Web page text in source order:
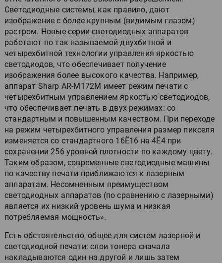
Светодиодные системы, как правило, дают
изображение с более крупным (видимым глазом)
растром. Новые серии светодиодных аппаратов
работают по так называемой двухбитной и
четырехбитной технологии управления яркостью
светодиодов, что обеспечивает получение
изображения более высокого качества. Например,
аппарат Sharp AR-M172M имеет режим печати с
четырехбитным управлением яркостью светодиодов,
что обеспечивает печать в двух режимах: со
стандартным и повышенным качеством. При переходе
на режим четырехбитного управления размер пикселя
изменяется со стандартного 16Ё16 на 4Ё4 при
сохранении 256 уровней плотности по каждому цвету.
Таким образом, современные светодиодные машины
по качеству печати приближаются к лазерным
аппаратам. Несомненным преимуществом
светодиодных аппаратов (по сравнению с лазерными)
является их низкий уровень шума и низкая
потребляемая мощность».
Есть обстоятельство, общее для систем лазерной и
светодиодной печати: слои тонера сначала
накладываются один на другой и лишь затем